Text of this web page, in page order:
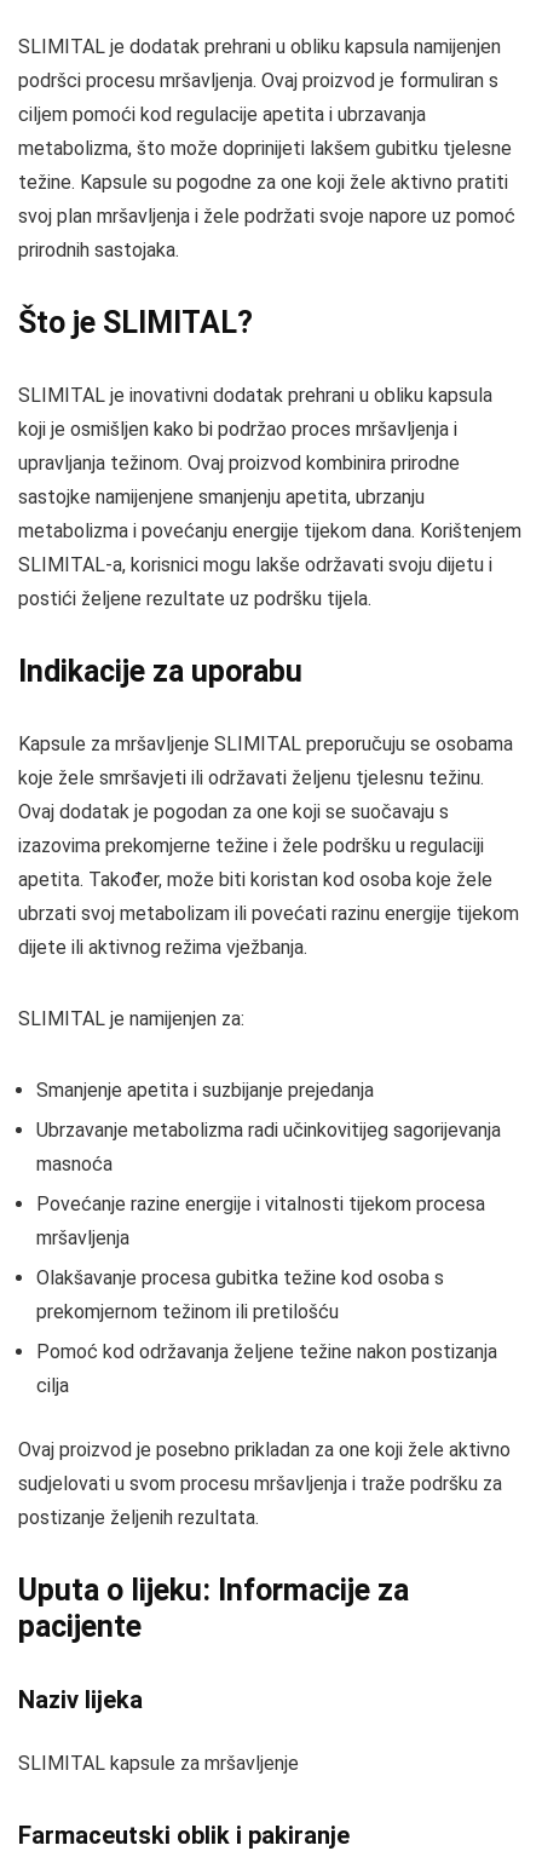
SLIMITAL je dodatak prehrani u obliku kapsula namijenjen
podršci procesu mršavljenja. Ovaj proizvod je formuliran s
ciljem pomoći kod regulacije apetita i ubrzavanja
metabolizma, što može doprinijeti lakšem gubitku tjelesne
težine. Kapsule su pogodne za one koji žele aktivno pratiti
svoj plan mršavljenja i žele podržati svoje napore uz pomoć
prirodnih sastojaka.
Što je SLIMITAL?
SLIMITAL je inovativni dodatak prehrani u obliku kapsula
koji je osmišljen kako bi podržao proces mršavljenja i
upravljanja težinom. Ovaj proizvod kombinira prirodne
sastojke namijenjene smanjenju apetita, ubrzanju
metabolizma i povećanju energije tijekom dana. Korištenjem
SLIMITAL-a, korisnici mogu lakše održavati svoju dijetu i
postići željene rezultate uz podršku tijela.
Indikacije za uporabu
Kapsule za mršavljenje SLIMITAL preporučuju se osobama
koje žele smršavjeti ili održavati željenu tjelesnu težinu.
Ovaj dodatak je pogodan za one koji se suočavaju s
izazovima prekomjerne težine i žele podršku u regulaciji
apetita. Također, može biti koristan kod osoba koje žele
ubrzati svoj metabolizam ili povećati razinu energije tijekom
dijete ili aktivnog režima vježbanja.
SLIMITAL je namijenjen za:
Smanjenje apetita i suzbijanje prejedanja
Ubrzavanje metabolizma radi učinkovitijeg sagorijevanja
masnoća
Povećanje razine energije i vitalnosti tijekom procesa
mršavljenja
Olakšavanje procesa gubitka težine kod osoba s
prekomjernom težinom ili pretilošću
Pomoć kod održavanja željene težine nakon postizanja
cilja
Ovaj proizvod je posebno prikladan za one koji žele aktivno
sudjelovati u svom procesu mršavljenja i traže podršku za
postizanje željenih rezultata.
Uputa o lijeku: Informacije za
pacijente
Naziv lijeka
SLIMITAL kapsule za mršavljenje
Farmaceutski oblik i pakiranje